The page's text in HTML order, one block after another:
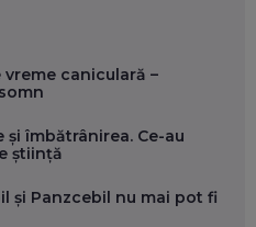
CA SĂ FII MAI BUN LA JOB. ȘI CUM
ÎN URMĂTORII ANI
CA SĂ ÎȚI DESCHIZI DRUMUL
GLOBAL
caniculară –
îmbătrânirea. Ce-au
știință
și Panzcebil nu mai pot fi